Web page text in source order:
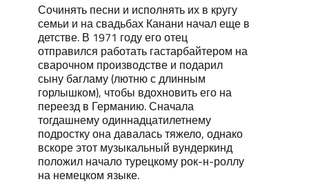
Сочинять песни и исполнять их в кругу
семьи и на свадьбах Канани начал еще в
детстве. В 1971 году его отец
отправился работать гастарбайтером на
сварочном производстве и подарил
сыну багламу (лютню с длинным
горлышком), чтобы вдохновить его на
переезд в Германию. Сначала
тогдашнему одиннадцатилетнему
подростку она давалась тяжело, однако
вскоре этот музыкальный вундеркинд
положил начало турецкому рок-н-роллу
на немецком языке.